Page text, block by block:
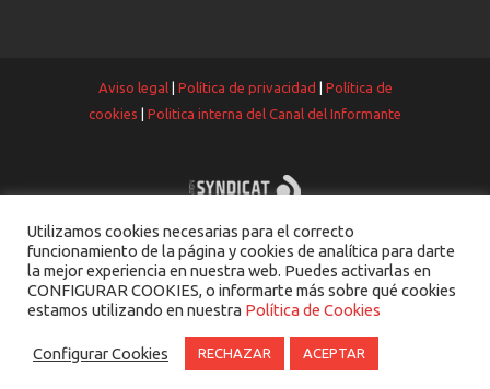
Aviso legal | Política de privacidad | Política de
cookies | Politica interna del Canal del Informante
Utilizamos cookies necesarias para el correcto
funcionamiento de la página y cookies de analítica para darte
la mejor experiencia en nuestra web. Puedes activarlas en
CONFIGURAR COOKIES, o informarte más sobre qué cookies
estamos utilizando en nuestra Política de Cookies
Configurar Cookies RECHAZAR ACEPTAR